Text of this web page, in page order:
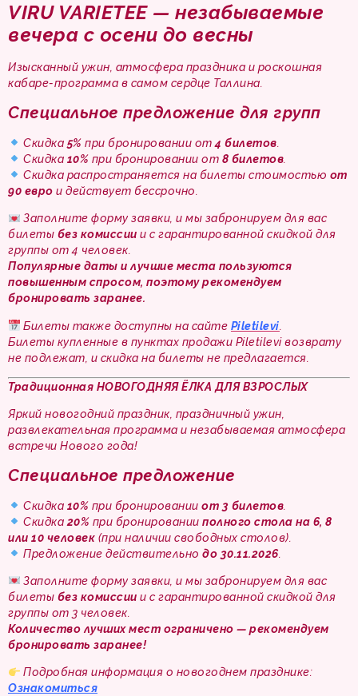
VIRU VARIETEE — незабываемые
вечера с осени до весны
Изысканный ужин, атмосфера праздника и роскошная
кабаре-программа в самом сердце Таллина.
Специальное предложение для групп
Скидка 5% при бронировании от4 билетов
Скидка 10% при бронировании от 8 билетов
Скидка распространяется на билеты стоимостью от
90 евро и действует бессрочно.
Заполните форму заявки, и мы забронируем для вас
билеты без комиссии и с гарантированной скидкой для
группы от 4 человек.
Популярные даты и лучшие места пользуются
повышенным спросом, поэтому рекомендуем
бронировать заранее.
Билеты также доступны на сайте Piletilevi
Билеты купленные в пунктах продажи Piletilevi возврату
не подлежат, и скидка на билеты не предлагается.
Традиционная НОВОГОДНЯЯ ЁЛКА ДЛЯ ВЗРОСЛЫХ
Яркий новогодний праздник, праздничный ужин,
развлекательная программа и незабываемая атмосфера
встречи Нового года!
Специальное предложение
Скидка 10% при бронированииот 3 билетов
Скидка 20% при бронированииполного стола на 6, 8
или 10 человек (при наличии свободных столов).
Предложение действительнодо 30.11.2026
Заполните форму заявки, и мы забронируем для вас
билеты без комиссии и с гарантированной скидкой для
группы от 3 человек.
Количество лучших мест ограничено — рекомендуем
бронировать заранее!
Подробная информация о новогоднем празднике:
Ознакомиться